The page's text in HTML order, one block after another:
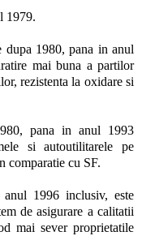
1979.
dupa 1980, pana in anul
mai buna a partilor
rezistenta la oxidare si
pana in anul 1993
si autoutilitarele pe
comparatie cu SF.
1996 inclusiv, este
de asigurare a calitatii
mai sever proprietatile